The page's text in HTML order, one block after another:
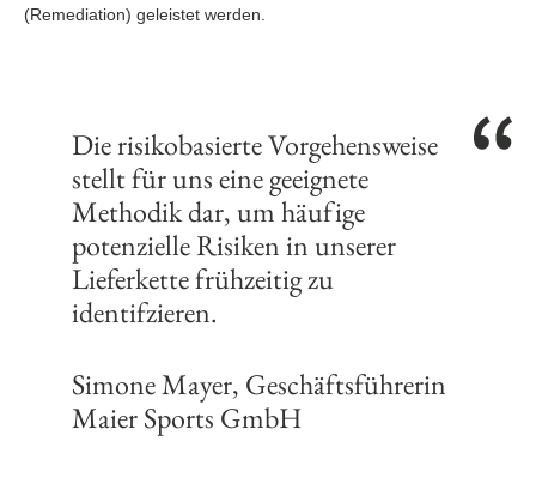
(Remediation) geleistet werden.
Die risikobasierte Vorgehensweise
stellt für uns eine geeignete
Methodik dar, um häufige
potenzielle Risiken in unserer
Lieferkette frühzeitig zu
identifzieren.
Simone Mayer, Geschäftsführerin
Maier Sports GmbH